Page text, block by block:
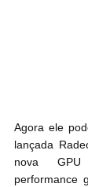
Agora ele
lançada
nova
performance